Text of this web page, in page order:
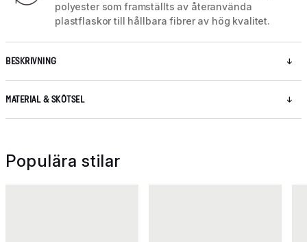
polyester som framställts av återanvända
plastflaskor till hållbara fibrer av hög kvalitet.
BESKRIVNING
MATERIAL & SKÖTSEL
Populära stilar